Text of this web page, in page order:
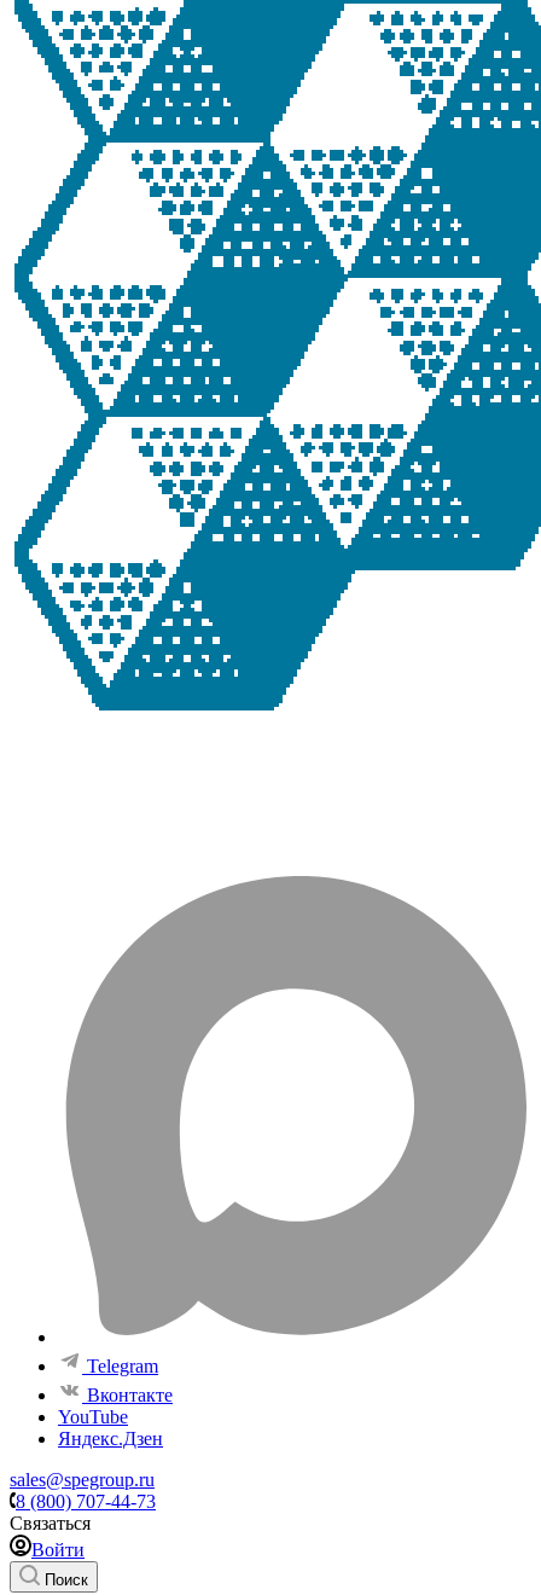
Telegram
Вконтакте
YouTube
Яндекс.Дзен
sales@spegroup.ru
8 (800) 707-44-73
Связаться
Войти
Поиск